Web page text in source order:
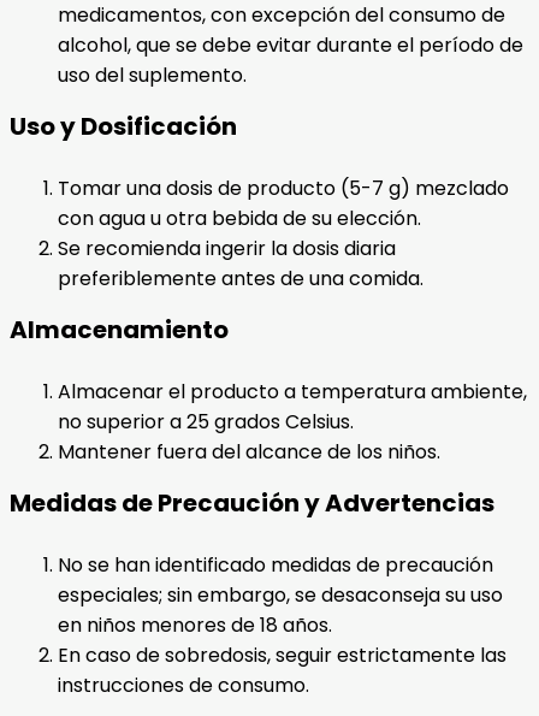
medicamentos, con excepción del consumo de
alcohol, que se debe evitar durante el período de
uso del suplemento.
Uso y Dosificación
Tomar una dosis de producto (5-7 g) mezclado
con agua u otra bebida de su elección.
Se recomienda ingerir la dosis diaria
preferiblemente antes de una comida.
Almacenamiento
Almacenar el producto a temperatura ambiente,
no superior a 25 grados Celsius.
Mantener fuera del alcance de los niños.
Medidas de Precaución y Advertencias
No se han identificado medidas de precaución
especiales; sin embargo, se desaconseja su uso
en niños menores de 18 años.
En caso de sobredosis, seguir estrictamente las
instrucciones de consumo.